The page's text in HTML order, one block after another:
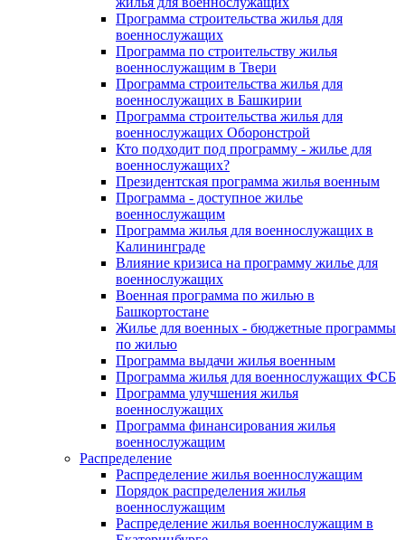
Программа строительства жилья для
военнослужащих
Программа по строительству жилья
военнослужащим в Твери
Программа строительства жилья для
военнослужащих в Башкирии
Программа строительства жилья для
военнослужащих Оборонстрой
Кто подходит под программу - жилье для
военнослужащих?
Президентская программа жилья военным
Программа - доступное жилье
военнослужащим
Программа жилья для военнослужащих в
Калининграде
Влияние кризиса на программу жилье для
военнослужащих
Военная программа по жилью в
Башкортостане
Жилье для военных - бюджетные программы
по жилью
Программа выдачи жилья военным
Программа жилья для военнослужащих ФСБ
Программа улучшения жилья
военнослужащих
Программа финансирования жилья
военнослужащим
Распределение
Распределение жилья военнослужащим
Порядок распределения жилья
военнослужащим
Распределение жилья военнослужащим в